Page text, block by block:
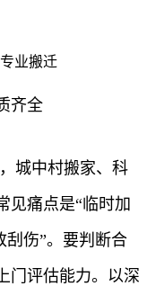
业搬迁
齐全
城中村搬家、科
见痛点是“临时加
刮伤”。要判断合
门评估能力。以深